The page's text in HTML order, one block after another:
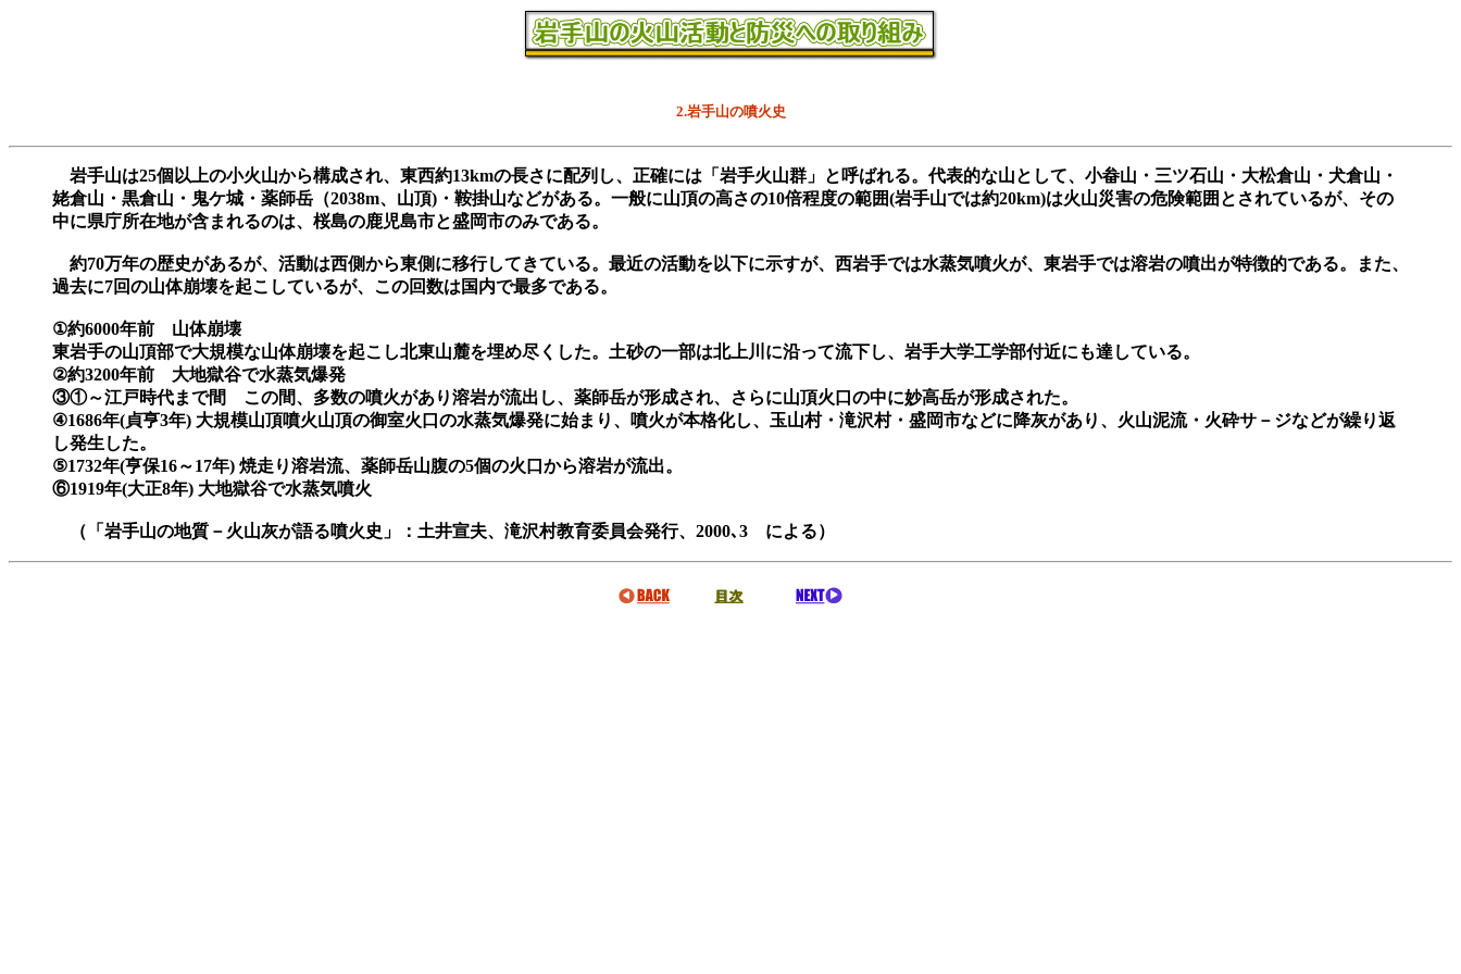
2.岩手山の噴火史
岩手山は25個以上の小火山から構成され、東西約13kmの長さに配列し、正確には「岩手火山群」と呼ばれる。代表的な山として、小畚山・三ツ石山・大松倉山・犬倉山・
姥倉山・黒倉山・鬼ケ城・薬師岳（2038m、山頂)・鞍掛山などがある。一般に山頂の高さの10倍程度の範囲(岩手山では約20km)は火山災害の危険範囲とされているが、その
中に県庁所在地が含まれるのは、桜島の鹿児島市と盛岡市のみである。
約70万年の歴史があるが、活動は西側から東側に移行してきている。最近の活動を以下に示すが、西岩手では水蒸気噴火が、東岩手では溶岩の噴出が特徴的である。また、
過去に7回の山体崩壊を起こしているが、この回数は国内で最多である。
①約6000年前 山体崩壊
東岩手の山頂部で大規模な山体崩壊を起こし北東山麓を埋め尽くした。土砂の一部は北上川に沿って流下し、岩手大学工学部付近にも達している。
②約3200年前 大地獄谷で水蒸気爆発
③①～江戸時代まで間 この間、多数の噴火があり溶岩が流出し、薬師岳が形成され、さらに山頂火口の中に妙高岳が形成された。
④1686年(貞亨3年) 大規模山頂噴火山頂の御室火口の水蒸気爆発に始まり、噴火が本格化し、玉山村・滝沢村・盛岡市などに降灰があり、火山泥流・火砕サ－ジなどが繰り返
し発生した。
⑤1732年(亨保16～17年) 焼走り溶岩流、薬師岳山腹の5個の火口から溶岩が流出。
⑥1919年(大正8年) 大地獄谷で水蒸気噴火
（「岩手山の地質－火山灰が語る噴火史」：土井宣夫、滝沢村教育委員会発行、2000､3 による）